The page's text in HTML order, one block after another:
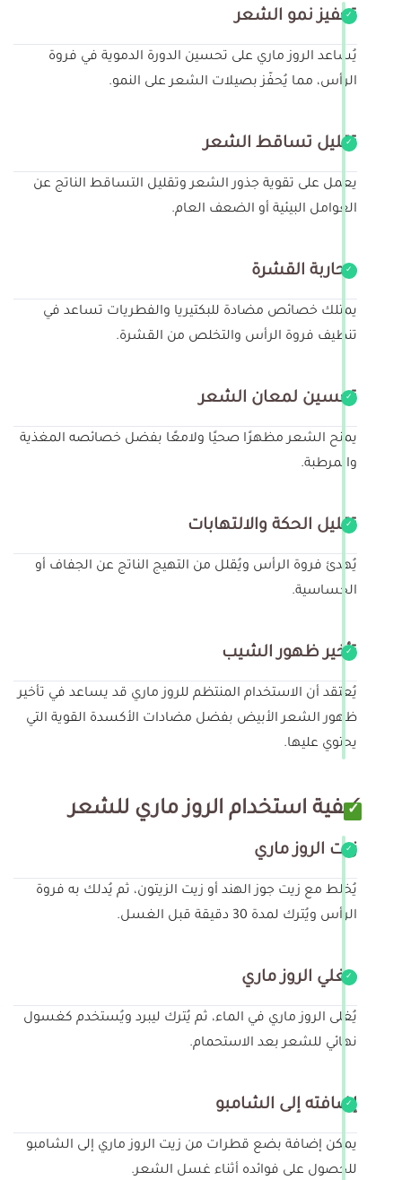
تحفيز نمو الشعر
يُساعد الروز ماري على تحسين الدورة الدموية في فروة
الرأس، مما يُحفّز بصيلات الشعر على النمو.
تقليل تساقط الشعر
يعمل على تقوية جذور الشعر وتقليل التساقط الناتج عن
العوامل البيئية أو الضعف العام.
محاربة القشرة
يمتلك خصائص مضادة للبكتيريا والفطريات تساعد في
تنظيف فروة الرأس والتخلص من القشرة.
تحسين لمعان الشعر
يمنح الشعر مظهرًا صحيًا ولامعًا بفضل خصائصه المغذية
والمرطبة.
تقليل الحكة والالتهابات
يُهدئ فروة الرأس ويُقلل من التهيج الناتج عن الجفاف أو
الحساسية.
تأخير ظهور الشيب
يُعتقد أن الاستخدام المنتظم للروز ماري قد يساعد في تأخير
ظهور الشعر الأبيض بفضل مضادات الأكسدة القوية التي
يحتوي عليها.
كيفية استخدام الروز ماري للشعر
زيت الروز ماري
يُخلط مع زيت جوز الهند أو زيت الزيتون، ثم يُدلك به فروة
الرأس ويُترك لمدة 30 دقيقة قبل الغسل.
مغلي الروز ماري
يُغلى الروز ماري في الماء، ثم يُترك ليبرد ويُستخدم كغسول
نهائي للشعر بعد الاستحمام.
إضافته إلى الشامبو
يمكن إضافة بضع قطرات من زيت الروز ماري إلى الشامبو
للحصول على فوائده أثناء غسل الشعر.